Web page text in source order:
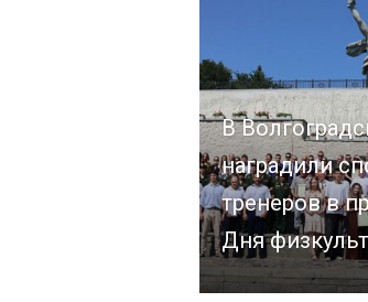
В
наградили
тренеров в
Дня